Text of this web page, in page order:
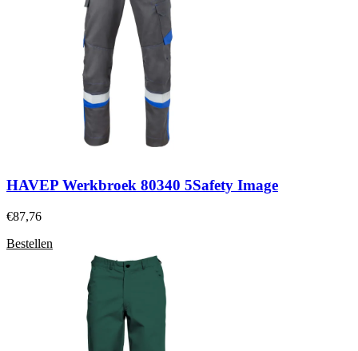
HAVEP Werkbroek 80340 5Safety Image
€87,76
Bestellen